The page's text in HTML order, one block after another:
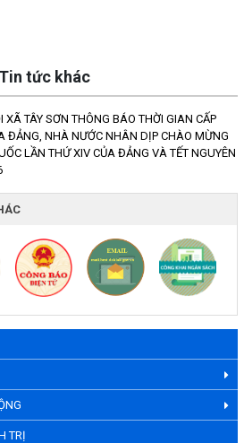
TRỊ
Tin tức khác
TÂY SƠN THÔNG BÁO THỜI GIAN CẤP
ĐẢNG, NHÀ NƯỚC NHÂN DỊP CHÀO MỪNG
LẦN THỨ XIV CỦA ĐẢNG VÀ TẾT NGUYÊN